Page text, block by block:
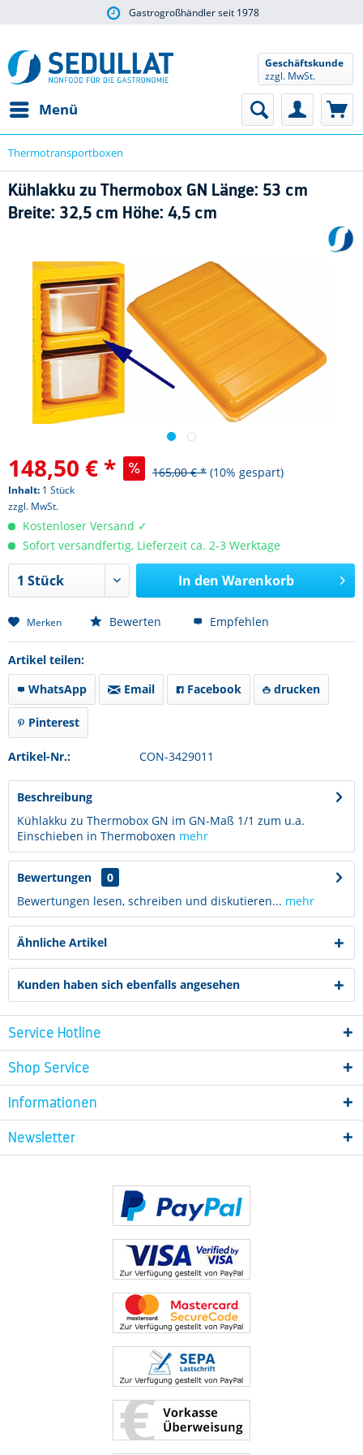
Gastrogroßhändler seit 1978
Menü
Geschäftskunde
zzgl. MwSt.
Thermotransportboxen
Kühlakku zu Thermobox GN Länge: 53 cm
Breite: 32,5 cm Höhe: 4,5 cm
148,50 € * 165,00 € * (10% gespart)
Inhalt: 1 Stück
zzgl. MwSt.
Kostenloser Versand ✓
Sofort versandfertig, Lieferzeit ca. 2-3 Werktage
In den Warenkorb
Merken Bewerten Empfehlen
Artikel teilen:
WhatsApp
Email Facebook drucken
Pinterest
Artikel-Nr.: CON-3429011
Beschreibung
Kühlakku zu Thermobox GN im GN-Maß 1/1 zum u.a.
Einschieben in Thermoboxen mehr
Bewertungen
0
Bewertungen lesen, schreiben und diskutieren... mehr
Ähnliche Artikel
Kunden haben sich ebenfalls angesehen
Service Hotline
Shop Service
Informationen
Newsletter